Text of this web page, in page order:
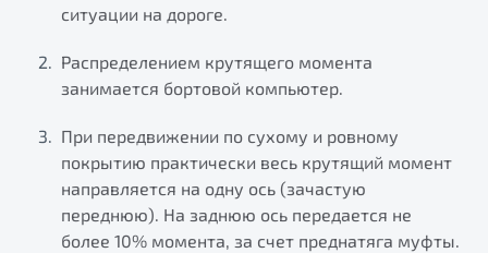
ситуации на дороге.
Распределением крутящего момента
занимается бортовой компьютер.
При передвижении по сухому и ровному
покрытию практически весь крутящий момент
направляется на одну ось (зачастую
переднюю). На заднюю ось передается не
более 10% момента, за счет преднатяга муфты.